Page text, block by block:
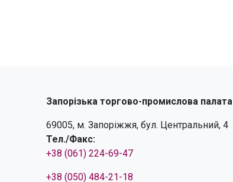
Запорізька торгово-промислова палата
69005, м. Запоріжжя, бул. Центральний, 4
Тел./Факс:
+38 (061) 224-69-47
+38 (050) 484-21-18